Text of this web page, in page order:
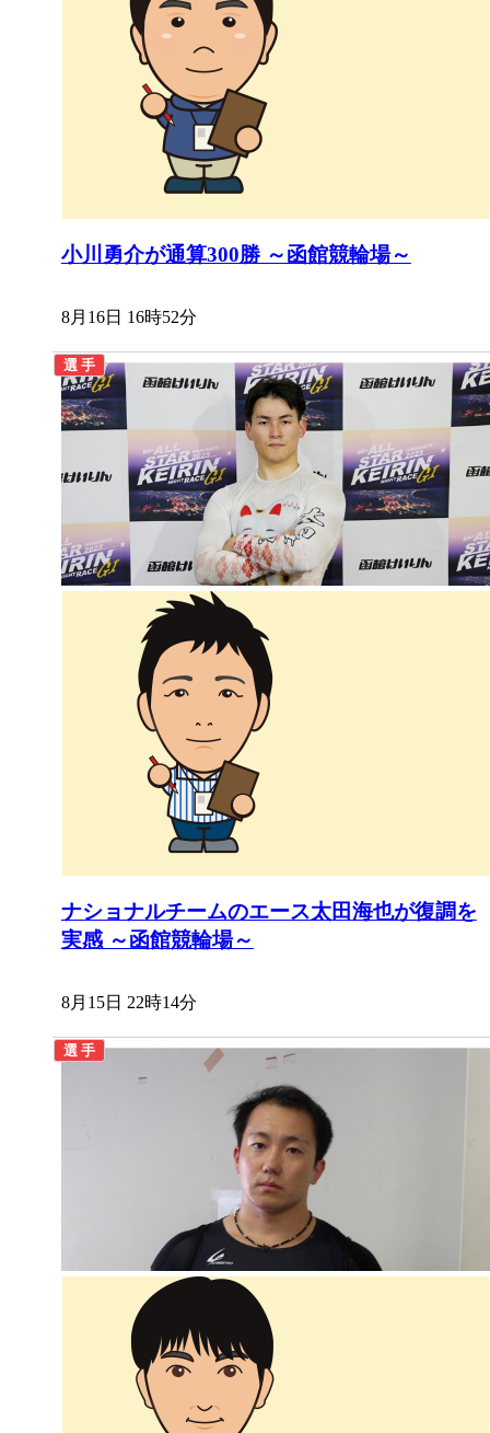
小川勇介が通算300勝 ～函館競輪場～
8月16日 16時52分
ナショナルチームのエース太田海也が復調を
実感 ～函館競輪場～
8月15日 22時14分